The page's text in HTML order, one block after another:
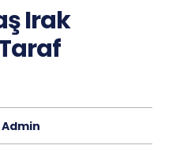
Irak
Admin